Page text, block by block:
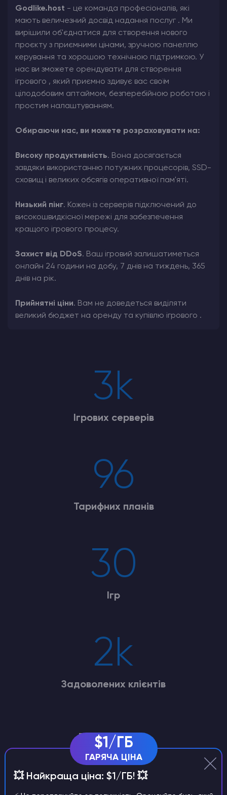
Godlike.host - це команда професіоналів, які
мають величезний досвід надання послуг . Ми
вирішили об'єднатися для створення нового
проєкту з приємними цінами, зручною панеллю
керування та хорошою технічною підтримкою. У
нас ви зможете орендувати для створення
ігрового , який приємно здивує вас своїм
цілодобовим аптаймом, безперебійною роботою і
простим налаштуванням.
Обираючи нас, ви можете розраховувати на:
Високу продуктивність. Вона досягається
завдяки використанню потужних процесорів, SSD-
сховищ і великих обсягів оперативної пам'яті.
Низький пінг. Кожен із серверів підключений до
високошвидкісної мережі для забезпечення
кращого ігрового процесу.
Захист від DDoS. Ваш ігровий залишатиметься
онлайн 24 години на добу, 7 днів на тиждень, 365
днів на рік.
Прийнятні ціни. Вам не доведеться виділяти
великий бюджет на оренду та купівлю ігрового .
3k
Ігрових серверів
96
Тарифних планів
30
Ігр
2k
Задоволених клієнтів
Переваги
$1/ГБ
ГАРЯЧА ЦІНА
💥 Найкраща ціна: $1/ГБ! 💥